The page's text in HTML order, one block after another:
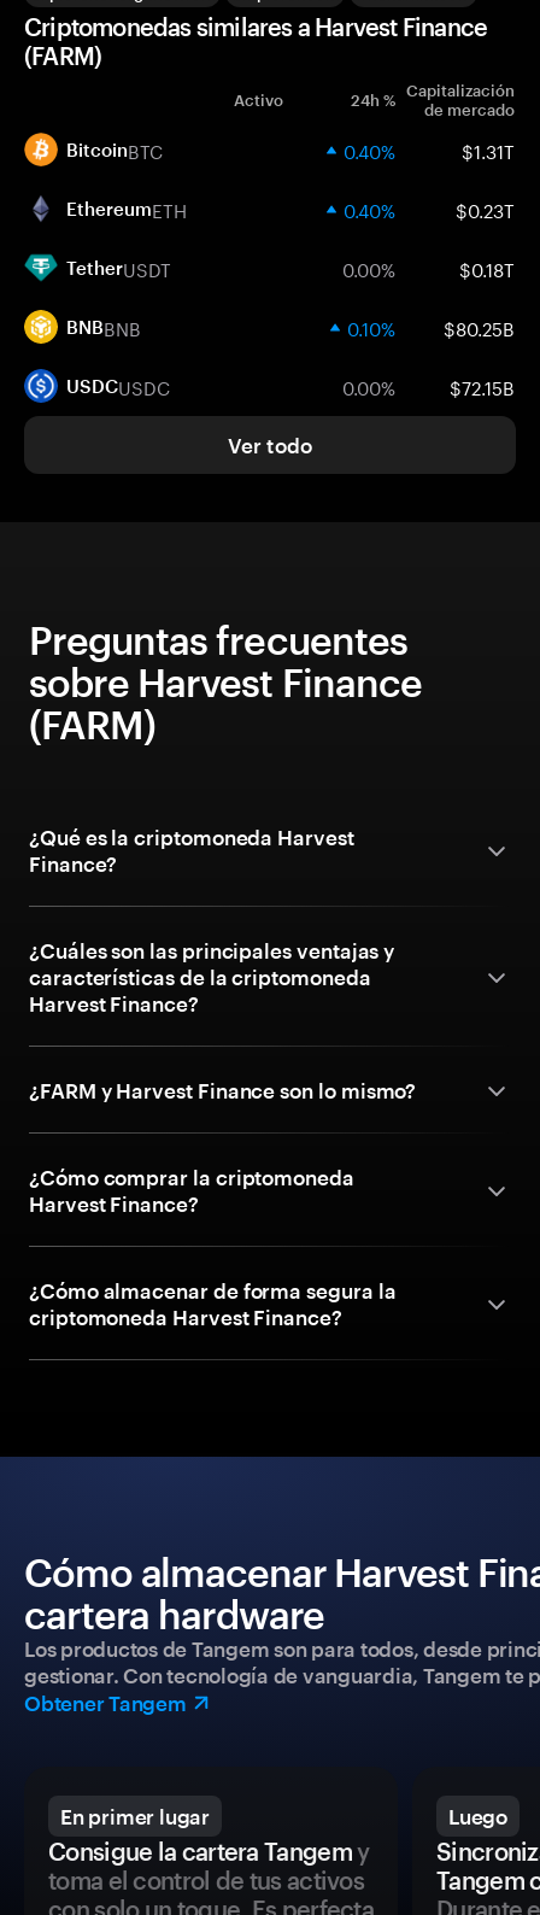
Criptomonedas similares a Harvest Finance
(FARM)
Activo 24h % Capitalización
de mercado
BitcoinBTC 0.40% $1.31T
EthereumETH 0.40% $0.23T
TetherUSDT 0.00% $0.18T
BNBBNB 0.10% $80.25B
USDCUSDC 0.00% $72.15B
Ver todo
Preguntas frecuentes
sobre Harvest Finance
(FARM)
¿Qué es la criptomoneda Harvest
Finance?
¿Cuáles son las principales ventajas y
características de la criptomoneda
Harvest Finance?
¿FARM y Harvest Finance son lo mismo?
¿Cómo comprar la criptomoneda
Harvest Finance?
¿Cómo almacenar de forma segura la
criptomoneda Harvest Finance?
Cómo almacenar Harvest
cartera hardware
Los productos de Tangem son para todos, desde
gestionar. Con tecnología de vanguardia, Tangem
Obtener Tangem
En primer lugar
Consigue la cartera Tangemy
toma el control de tus activos
con solo un toque. Es perfecta
Luego
Tangem
Durante